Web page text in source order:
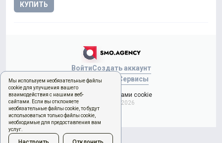
Мы используем необязательные файлы
cookie для улучшения вашего
взаимодействия с нашими веб-
сайтами. Если вы отклоняете
необязательные файлы cookie, то будут
использоваться только файлы cookie,
необходимые для предоставления вам
услуг.
КУПИТЬ
ВойтиСоздать аккаунт
Новый заказ
Сервисы
Управление файлами cookie
Copyright © 2026